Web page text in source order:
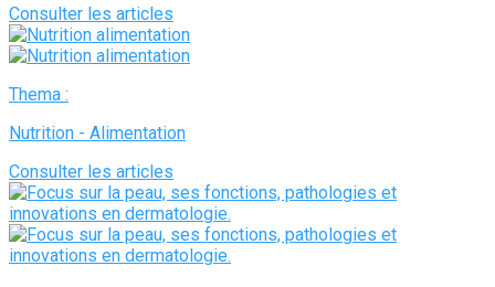
Consulter les articles
Thema :
Nutrition - Alimentation
Consulter les articles